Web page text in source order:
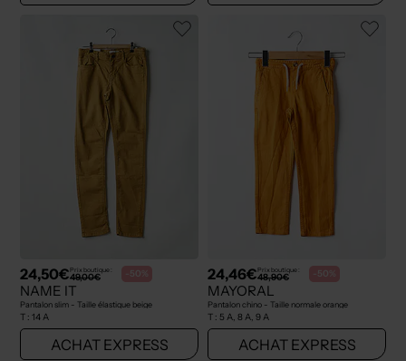
24,50€Prix boutique :
49,00€ -50%
NAME IT
Pantalon slim - Taille élastique beige
T : 14 A
ACHAT EXPRESS
24,46€Prix boutique :
48,90€ -50%
MAYORAL
Pantalon chino - Taille normale orange
T : 5 A, 8 A, 9 A
ACHAT EXPRESS